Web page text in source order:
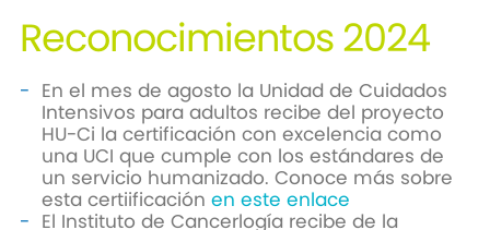
Reconocimientos 2024
En el mes de agosto la Unidad de Cuidados
Intensivos para adultos recibe del proyecto
HU-Ci la certificación con excelencia como
una UCI que cumple con los estándares de
un servicio humanizado. Conoce más sobre
esta certiificación en este enlace
El Instituto de Cancerlogía recibe de la